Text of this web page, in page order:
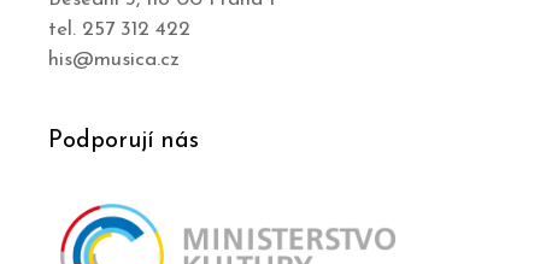
tel. 257 312 422
his@musica.cz
Podporují nás